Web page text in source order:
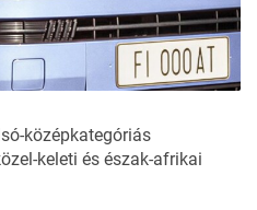
középkategóriás
keleti és észak-afrikai